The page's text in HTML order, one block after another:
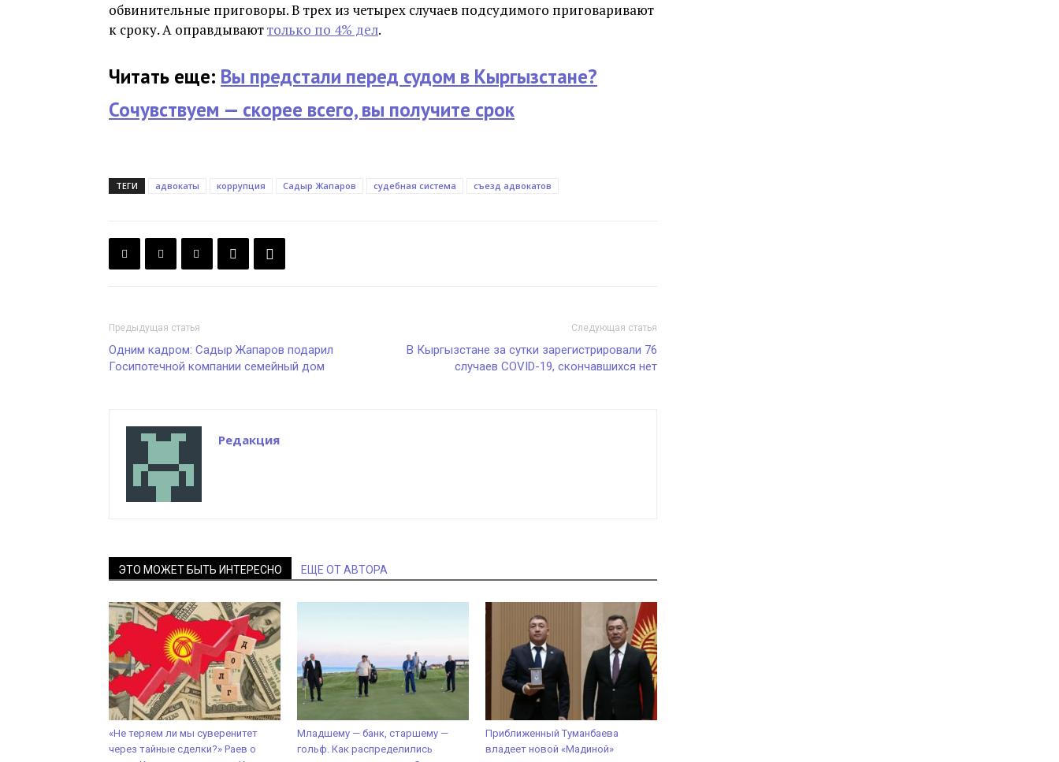
обвинительные приговоры. В трех из четырех случаев подсудимого приговаривают
к сроку. А оправдываюттолько по 4% дел.
Читать еще: Вы предстали перед судом в Кыргызстане?
Сочувствуем — скорее всего, вы получите срок
ТЕГИ адвокаты коррупция Садыр Жапаров судебная система съезд адвокатов
Предыдущая статья
Одним кадром: Садыр Жапаров подарил
Госипотечной компании семейный дом
Следующая статья
В Кыргызстане за сутки зарегистрировали 76
случаев COVID-19, скончавшихся нет
Редакция
ЭТО МОЖЕТ БЫТЬ ИНТЕРЕСНО ЕЩЕ ОТ АВТОРА
«Не теряем ли мы суверенитет
через тайные сделки?» Раев о
Младшему — банк, старшему —
гольф. Как распределились
Приближенный Туманбаева
владеет новой «Мадиной»